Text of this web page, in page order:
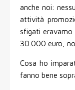
anche noi:
attività
sfigati eravamo
30.000 euro,
Cosa ho
fanno bene